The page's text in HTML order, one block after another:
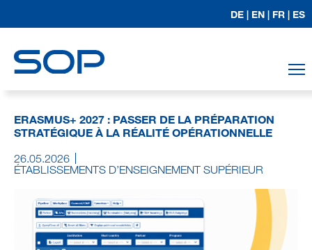
DE | EN | FR | ES
ERASMUS+ 2027 : PASSER DE LA PRÉPARATION
STRATÉGIQUE À LA RÉALITÉ OPÉRATIONNELLE
26.05.2026
ÉTABLISSEMENTS D’ENSEIGNEMENT SUPÉRIEUR